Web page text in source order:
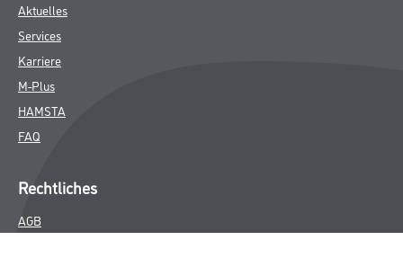
Aktuelles
Services
Karriere
M-Plus
HAMSTA
FAQ
Rechtliches
AGB